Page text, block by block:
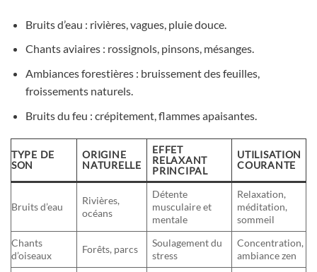
Bruits d’eau : rivières, vagues, pluie douce.
Chants aviaires : rossignols, pinsons, mésanges.
Ambiances forestières : bruissement des feuilles,
froissements naturels.
Bruits du feu : crépitement, flammes apaisantes.
TYPE DE
SON
ORIGINE
NATURELLE
EFFET
RELAXANT
PRINCIPAL
UTILISATION
COURANTE
Bruits d’eau
Rivières,
océans
Détente
musculaire et
mentale
Relaxation,
méditation,
sommeil
Chants
d’oiseaux
Forêts, parcs
Soulagement du
stress
Concentration,
ambiance zen